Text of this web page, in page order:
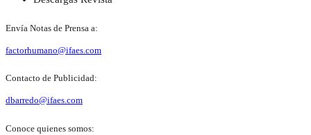
Envía Notas de Prensa a:
factorhumano@ifaes.com
Contacto de Publicidad:
dbarredo@ifaes.com
Conoce quienes somos: